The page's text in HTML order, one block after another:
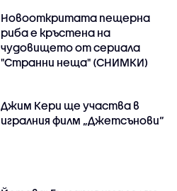
Новооткритата пещерна
риба е кръстена на
чудовището от сериала
"Странни неща" (СНИМКИ)
Джим Кери ще участва в
игралния филм „Джетсънови“